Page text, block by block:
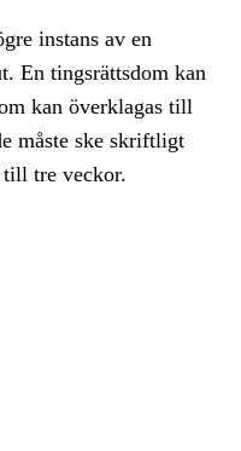
instans av en
En tingsrättsdom kan
kan överklagas till
måste ske skriftligt
tre veckor.